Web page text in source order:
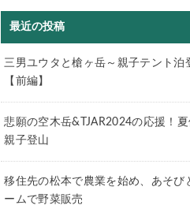
最近の投稿
三男ユウタと槍ヶ岳～親子テント泊
【前編】
悲願の空木岳&TJAR2024の応援！
親子登山
移住先の松本で農業を始め、あそび
ームで野菜販売